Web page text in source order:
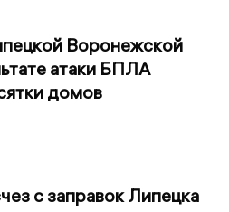
Воронежской
атаки БПЛА
домов
с заправок Липецка